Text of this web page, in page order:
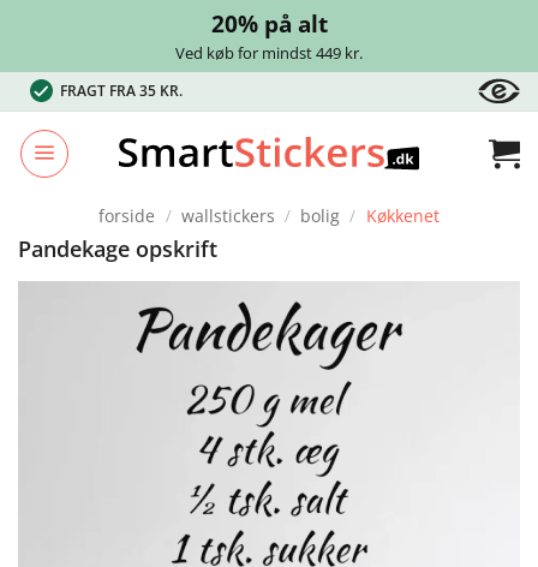
20% på alt
Ved køb for mindst 449 kr.
Fortsæt
til
indhold
FRAGT FRA 35 KR.
forside / wallstickers / bolig / Køkkenet
Pandekage opskrift